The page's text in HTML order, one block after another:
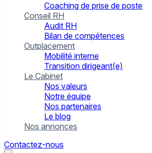
Coaching de prise de poste
Conseil RH
Audit RH
Bilan de compétences
Outplacement
Mobilité interne
Transition dirigeant(e)
Le Cabinet
Nos valeurs
Notre équipe
Nos partenaires
Le blog
Nos annonces
Contactez-nous